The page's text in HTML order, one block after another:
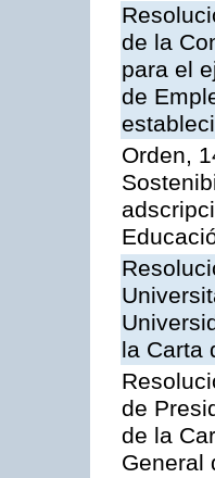
de la
para el
de
Orden,
la Carta
de
de la
General